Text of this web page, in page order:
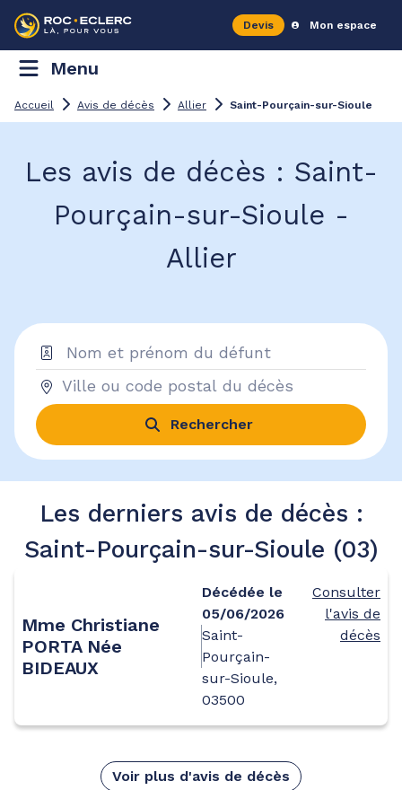
Devis Mon espace
Menu
Accueil Avis de décès Allier Saint-Pourçain-sur-Sioule
Les avis de décès : Saint-
Pourçain-sur-Sioule -
Allier
Rechercher
Les derniers avis de décès :
Saint-Pourçain-sur-Sioule (03)
Mme Christiane
PORTA Née
BIDEAUX
Décédée le
05/06/2026
Saint-
Pourçain-
sur-Sioule,
03500
Consulter
l'avis de
décès
Voir plus d'avis de décès